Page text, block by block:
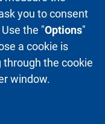
you to consent
the "Options"
a cookie is
through the cookie
window.